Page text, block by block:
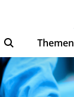
Themen